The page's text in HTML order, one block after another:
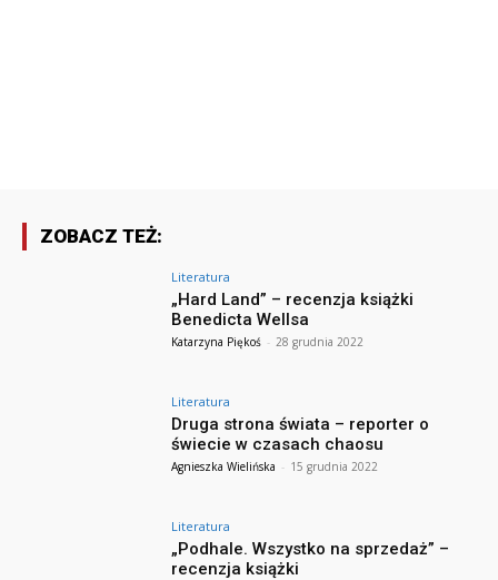
ZOBACZ TEŻ:
Literatura
„Hard Land” – recenzja książki
Benedicta Wellsa
Katarzyna Piękoś - 28 grudnia 2022
Literatura
Druga strona świata – reporter o
świecie w czasach chaosu
Agnieszka Wielińska - 15 grudnia 2022
Literatura
„Podhale. Wszystko na sprzedaż” –
recenzja książki